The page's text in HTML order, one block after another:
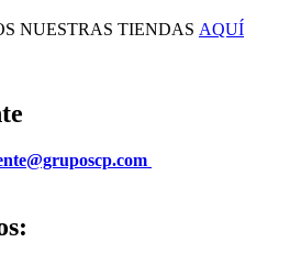
NUESTRAS TIENDAS AQUÍ